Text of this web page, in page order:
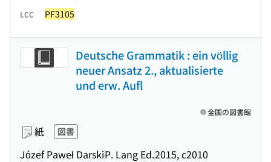
LCC PF3105
Deutsche Grammatik : ein völlig
neuer Ansatz 2., aktualisierte
und erw. Aufl
紙 図書
Józef Paweł DarskiP. Lang Ed.2015, c2010
全国の図書館